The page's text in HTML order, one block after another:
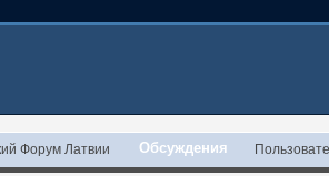
Форум Латвии Обсуждения